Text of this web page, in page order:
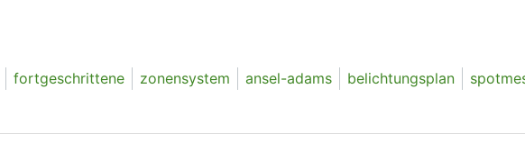
fortgeschrittene zonensystem ansel-adams belichtungsplan